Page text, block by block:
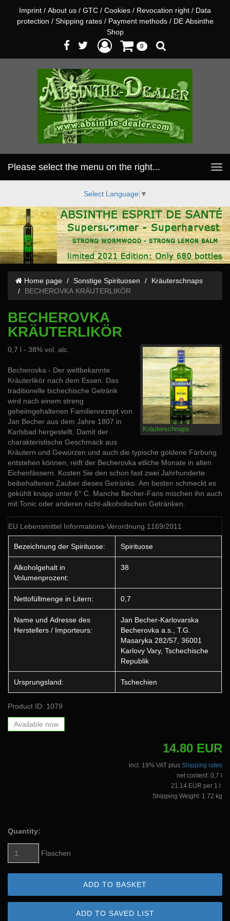
Imprint / About us / GTC / Cookies / Revocation right / Data
protection / Shipping rates / Payment methods / DE Absinthe
Shop
0
Please select the menu on the right...
Toggle
Select Language ▼
Home page Sonstige Spirituosen
Kräuterschnaps
BECHEROVKA KRÄUTERLIKÖR
BECHEROVKA
KRÄUTERLIKÖR
Kräuterschnaps
0,7 l - 38% vol. alc.
Becherovka - Der weltbekannte
Kräuterlikör nach dem Essen. Das
traditionelle tschechische Getränk
wird nach einem streng
geheimgehaltenen Familienrezept von
Jan Becher aus dem Jahre 1807 in
Karlsbad hergestellt. Damit der
charakteristische Geschmack aus
Kräutern und Gewürzen und auch die typische goldene Färbung
entstehen können, reift der Becherovka etliche Monate in alten
Eichenfässern. Kosten Sie den schon fast zwei Jahrhunderte
beibehaltenen Zauber dieses Getränks. Am besten schmeckt es
gekühlt knapp unter 6° C. Manche Becher-Fans mischen ihn auch
mit Tonic oder anderen nicht-alkoholischen Getränken.
EU Lebensmittel Informations-Verordnung 1169/2011
Bezeichnung der Spirituose: Spirituose
Alkoholgehalt in
Volumenprozent:
38
Nettofüllmenge in Litern: 0,7
Name und Adresse des
Herstellers / Importeurs:
Jan Becher-Karlovarska
Becherovka a.s., T.G.
Masaryka 282/57, 36001
Karlovy Vary, Tschechische
Republik
Ursprungsland: Tschechien
Product ID: 1079
Available now
14.80 EUR
incl. 19% VAT plus Shipping rates
net content: 0,7 l
21.14 EUR per 1 l
Shipping Weight: 1.72 kg
Quantity:
Flaschen
ADD TO BASKET
ADD TO SAVED LIST